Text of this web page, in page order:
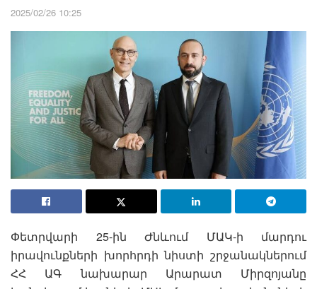
2025/02/26 10:25
Փետրվարի 25-ին Ժնևում ՄԱԿ-ի մարդու
իրավունքների խորհրդի նիստի շրջանակներում
ՀՀ ԱԳ նախարար Արարատ Միրզոյանը